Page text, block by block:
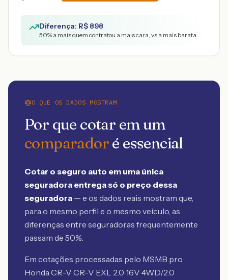
Diferença: R$ 898
50% a mais quem contratou a mais cara, vs a mais barata
O QUE OS DADOS MOSTRAM
Por que cotar em um
comparadoré essencial
Cotar o seguro auto em uma única
seguradora entrega só o preço dessa
seguradora — e os dados reais mostram que,
para o mesmo perfil e o mesmo veículo, as
diferenças entre seguradoras frequentemente
passam de 50%.
Em cotações processadas pelo MSMB pro
Honda CR-V CR-V EXL 2.0 16V 4WD/2.0